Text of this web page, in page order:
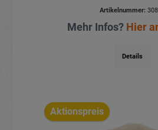
Artikelnummer:
Mehr Infos? Hier
Details
Aktionspreis